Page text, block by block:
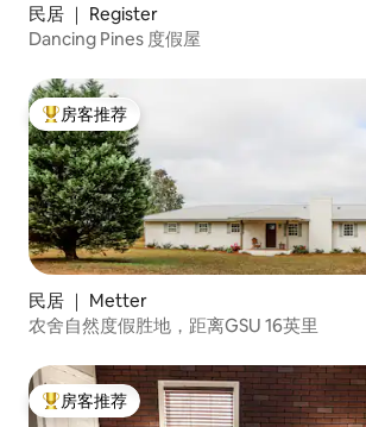
民居 ｜ Register
Dancing Pines 度假屋
热门「房客推荐」
房客推荐
民居 ｜ Metter
农舍自然度假胜地，距离GSU 16英里
热门「房客推荐」
房客推荐